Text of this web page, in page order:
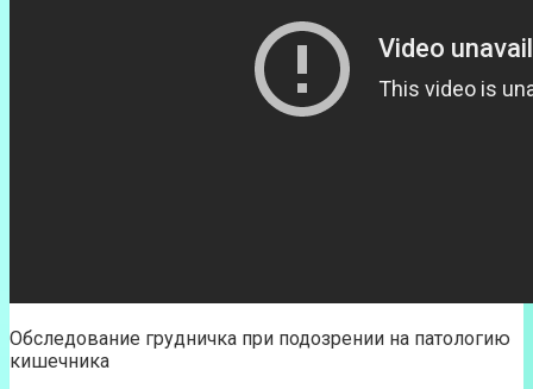
Обследование грудничка при подозрении на патологию
кишечника